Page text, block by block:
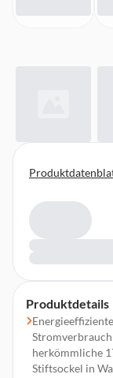
Produktdetails
herkömmliche
Stiftsockel in